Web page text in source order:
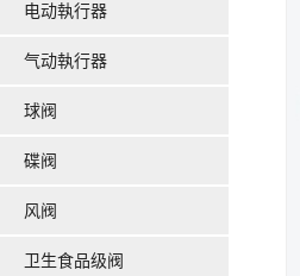
电动執行器
气动執行器
球阀
碟阀
风阀
卫生食品级阀